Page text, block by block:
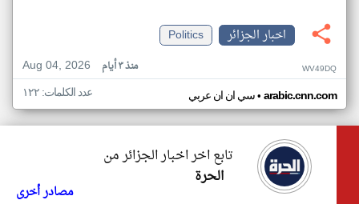
اخبار الجزائر
Politics
Aug 04, 2026
منذ ٣ أيام WV49DQ
سي ان ان عربي• arabic.cnn.com عدد الكلمات: ١٢٢
تابع اخر اخبار الجزائر من
الحرة
مصادر أخرى